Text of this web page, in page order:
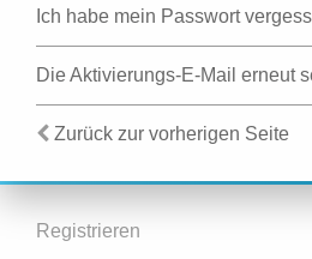
Ich habe mein Passwort
Die Aktivierungs-E-Mail erneut
Zurück zur vorherigen Seite
Registrieren